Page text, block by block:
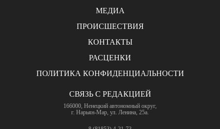
МЕДИА
ПРОИСШЕСТВИЯ
КОНТАКТЫ
РАСЦЕНКИ
ПОЛИТИКА КОНФИДЕНЦИАЛЬНОСТИ
СВЯЗЬ С РЕДАКЦИЕЙ
166000, Ненецкий автономный округ,
г. Нарьян-Мар, ул. Ленина, 25а.